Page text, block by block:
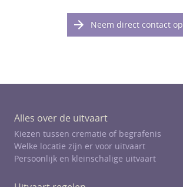
Neem direct contact op
Alles over de uitvaart
Kiezen tussen crematie of begrafenis
Welke locatie zijn er voor uitvaart
Persoonlijk en kleinschalige uitvaart